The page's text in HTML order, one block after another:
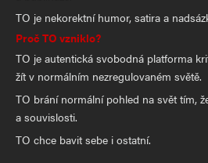
TO je nekorektní humor, satira a
Proč TO vzniklo?
TO je autentická svobodná platforma
žít v normálním nezregulovaném světě.
TO brání normální pohled na svět tím,
a souvislosti.
TO chce bavit sebe i ostatní.